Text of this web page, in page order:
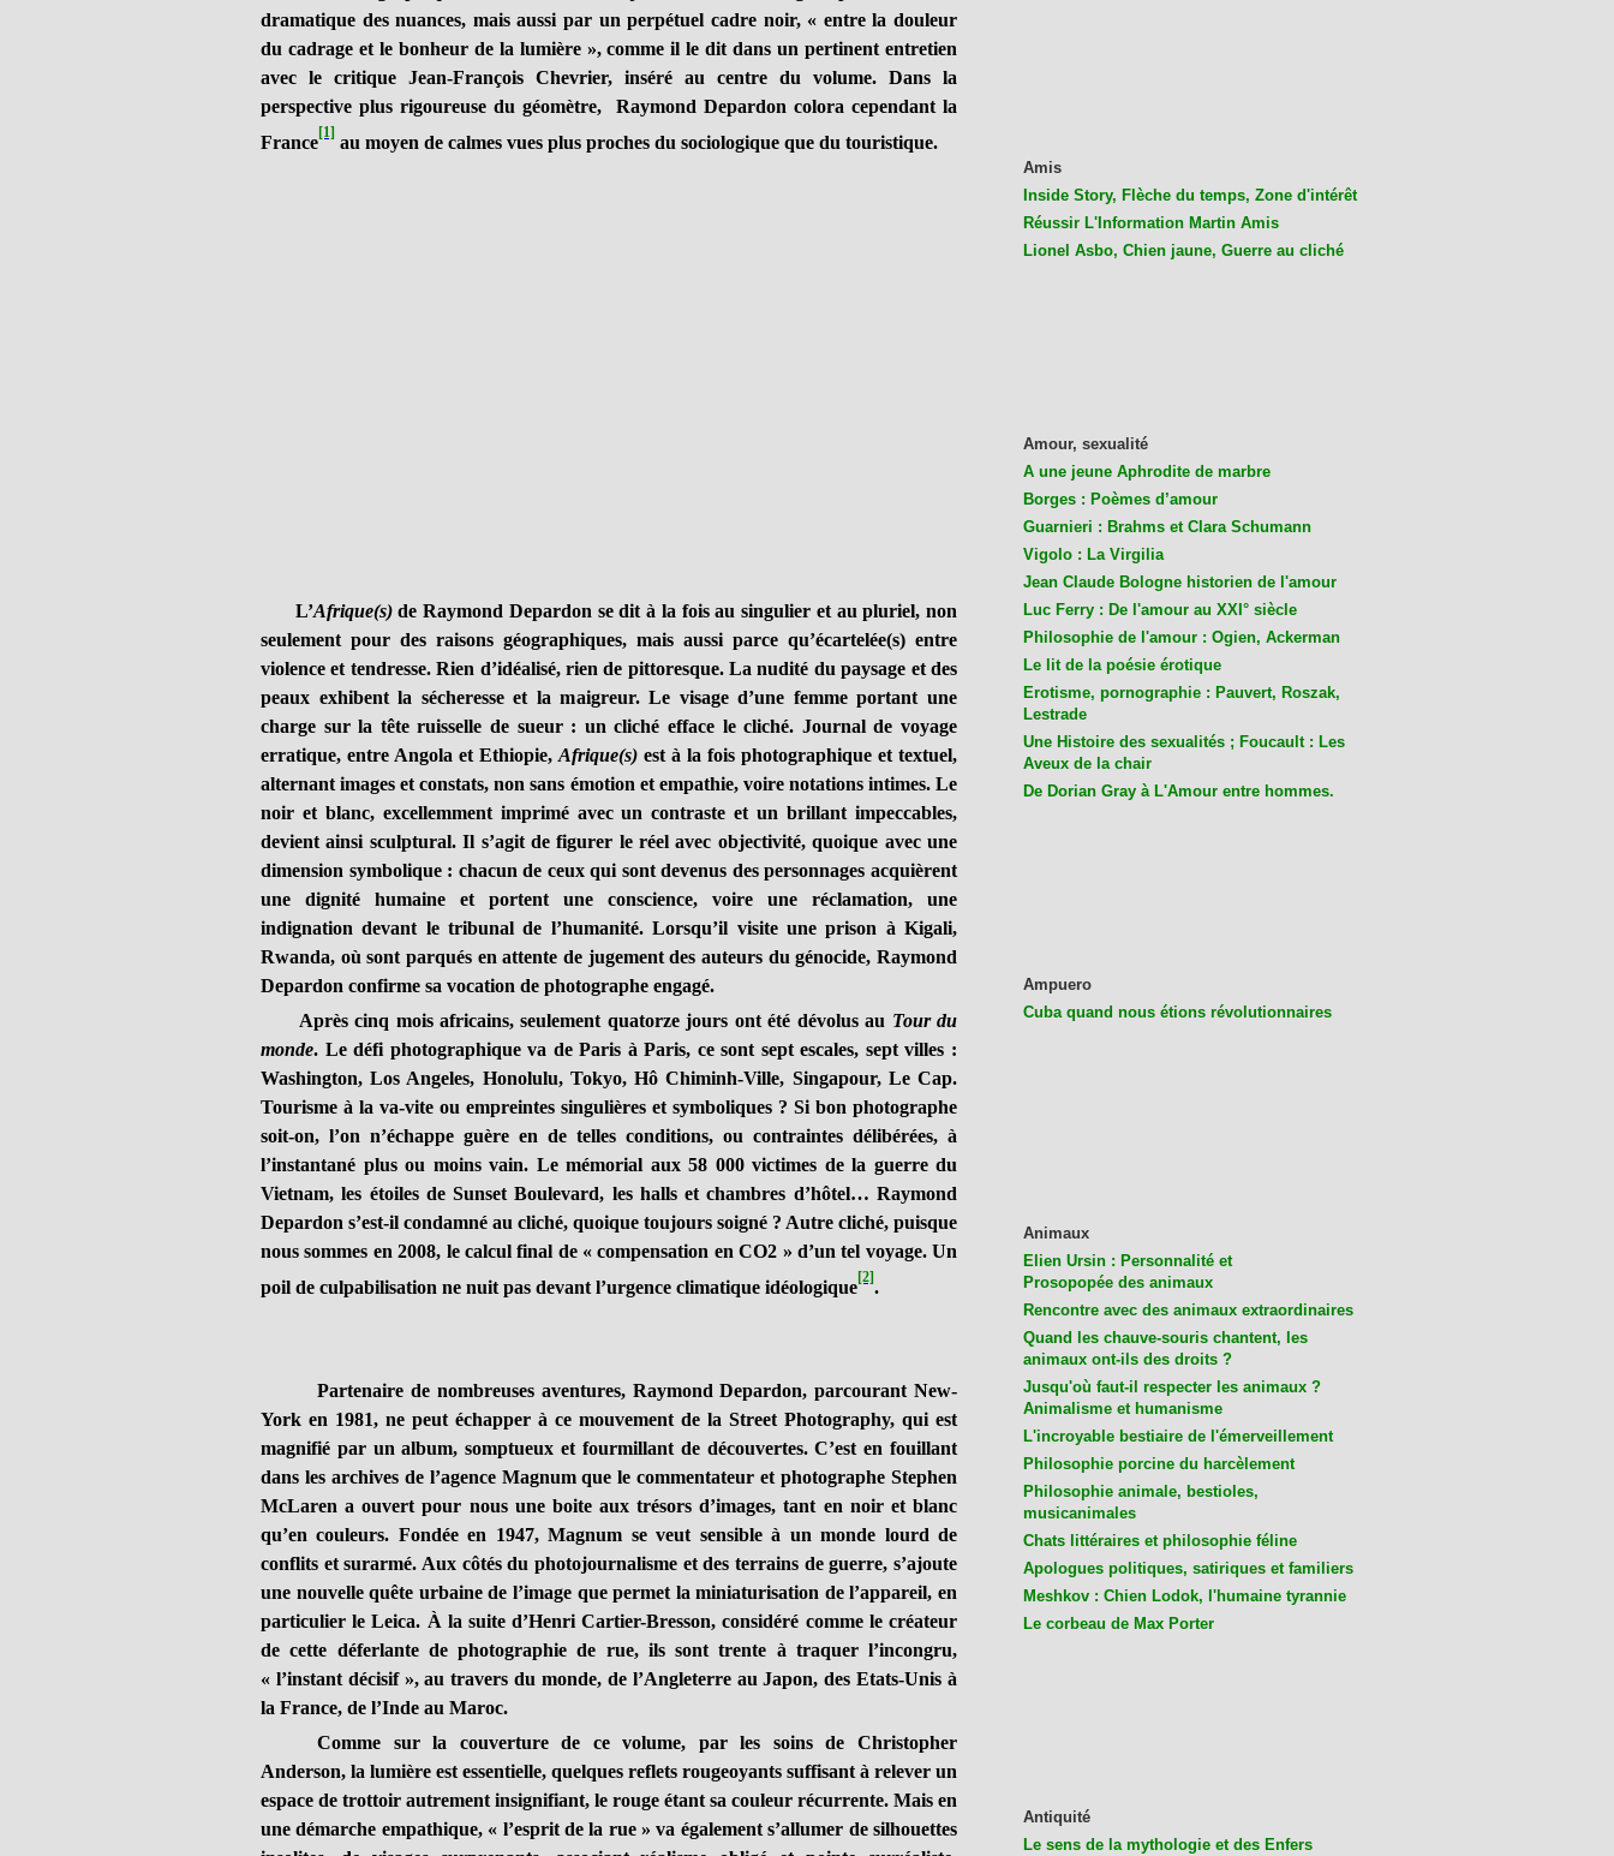
dramatique des nuances, mais aussi par un perpétuel cadre noir, « entre la douleur
du cadrage et le bonheur de la lumière », comme il le dit dans un pertinent entretien
avec le critique Jean-François Chevrier, inséré au centre du volume. Dans la
perspective plus rigoureuse du géomètre, Raymond Depardon colora cependant la
France[1] au moyen de calmes vues plus proches du sociologique que du touristique.
L’Afrique(s)de Raymond Depardon se dit à la fois au singulier et au pluriel, non
seulement pour des raisons géographiques, mais aussi parce qu’écartelée(s) entre
violence et tendresse. Rien d’idéalisé, rien de pittoresque. La nudité du paysage et des
peaux exhibent la sécheresse et la maigreur. Le visage d’une femme portant une
charge sur la tête ruisselle de sueur : un cliché efface le cliché. Journal de voyage
erratique, entre Angola et Ethiopie, Afrique(s) est à la fois photographique et textuel,
alternant images et constats, non sans émotion et empathie, voire notations intimes. Le
noir et blanc, excellemment imprimé avec un contraste et un brillant impeccables,
devient ainsi sculptural. Il s’agit de figurer le réel avec objectivité, quoique avec une
dimension symbolique : chacun de ceux qui sont devenus des personnages acquièrent
une dignité humaine et portent une conscience, voire une réclamation, une
indignation devant le tribunal de l’humanité. Lorsqu’il visite une prison à Kigali,
Rwanda, où sont parqués en attente de jugement des auteurs du génocide, Raymond
Depardon confirme sa vocation de photographe engagé.
Après cinq mois africains, seulement quatorze jours ont été dévolus au Tour du
monde. Le défi photographique va de Paris à Paris, ce sont sept escales, sept villes :
Washington, Los Angeles, Honolulu, Tokyo, Hô Chiminh-Ville, Singapour, Le Cap.
Tourisme à la va-vite ou empreintes singulières et symboliques ? Si bon photographe
soit-on, l’on n’échappe guère en de telles conditions, ou contraintes délibérées, à
l’instantané plus ou moins vain. Le mémorial aux 58 000 victimes de la guerre du
Vietnam, les étoiles de Sunset Boulevard, les halls et chambres d’hôtel… Raymond
Depardon s’est-il condamné au cliché, quoique toujours soigné ? Autre cliché, puisque
nous sommes en 2008, le calcul final de « compensation en CO2 » d’un tel voyage. Un
poil de culpabilisation ne nuit pas devant l’urgence climatique idéologique[2].
Partenaire de nombreuses aventures, Raymond Depardon, parcourant New-
York en 1981, ne peut échapper à ce mouvement de la Street Photography, qui est
magnifié par un album, somptueux et fourmillant de découvertes. C’est en fouillant
dans les archives de l’agence Magnum que le commentateur et photographe Stephen
McLaren a ouvert pour nous une boite aux trésors d’images, tant en noir et blanc
qu’en couleurs. Fondée en 1947, Magnum se veut sensible à un monde lourd de
conflits et surarmé. Aux côtés du photojournalisme et des terrains de guerre, s’ajoute
une nouvelle quête urbaine de l’image que permet la miniaturisation de l’appareil, en
particulier le Leica. À la suite d’Henri Cartier-Bresson, considéré comme le créateur
de cette déferlante de photographie de rue, ils sont trente à traquer l’incongru,
« l’instant décisif », au travers du monde, de l’Angleterre au Japon, des Etats-Unis à
la France, de l’Inde au Maroc.
Comme sur la couverture de ce volume, par les soins de Christopher
Anderson, la lumière est essentielle, quelques reflets rougeoyants suffisant à relever un
espace de trottoir autrement insignifiant, le rouge étant sa couleur récurrente. Mais en
une démarche empathique, « l’esprit de la rue » va également s’allumer de silhouettes
Amis
Inside Story, Flèche du temps, Zone d'intérêt
Réussir L'Information Martin Amis
Lionel Asbo, Chien jaune, Guerre au cliché
Amour, sexualité
A une jeune Aphrodite de marbre
Borges : Poèmes d’amour
Guarnieri : Brahms et Clara Schumann
Vigolo : La Virgilia
Jean Claude Bologne historien de l'amour
Luc Ferry : De l'amour au XXI° siècle
Philosophie de l'amour : Ogien, Ackerman
Le lit de la poésie érotique
Erotisme, pornographie : Pauvert, Roszak,
Lestrade
Une Histoire des sexualités ; Foucault : Les
Aveux de la chair
De Dorian Gray à L'Amour entre hommes.
Ampuero
Cuba quand nous étions révolutionnaires
Animaux
Elien Ursin : Personnalité et
Prosopopée des animaux
Rencontre avec des animaux extraordinaires
Quand les chauve-souris chantent, les
animaux ont-ils des droits ?
Jusqu'où faut-il respecter les animaux ?
Animalisme et humanisme
L'incroyable bestiaire de l'émerveillement
Philosophie porcine du harcèlement
Philosophie animale, bestioles,
musicanimales
Chats littéraires et philosophie féline
Apologues politiques, satiriques et familiers
Meshkov : Chien Lodok, l'humaine tyrannie
Le corbeau de Max Porter
Antiquité
Le sens de la mythologie et des Enfers